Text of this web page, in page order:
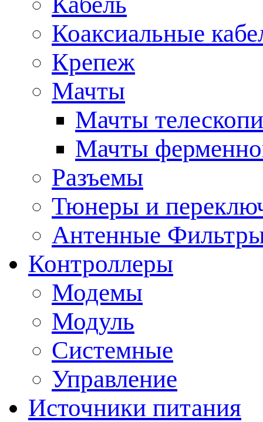
Коаксиальные
Крепеж
Мачты
Мачты
Мачты
Разъемы
Тюнеры и
Антенные
Контроллеры
Модемы
Модуль
Системные
Управление
Источники питания